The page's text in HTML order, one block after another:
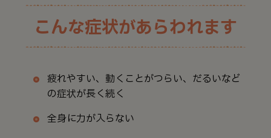
こんな症状があらわれます
疲れやすい、動くことがつらい、だるいなど
の症状が長く続く
全身に力が入らない